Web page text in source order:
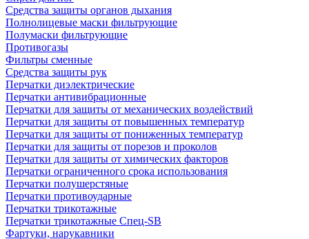
Средства защиты органов дыхания
Полнолицевые маски фильтрующие
Полумаски фильтрующие
Противогазы
Фильтры сменные
Средства защиты рук
Перчатки диэлектрические
Перчатки антивибрационные
Перчатки для защиты от механических воздействий
Перчатки для защиты от повышенных температур
Перчатки для защиты от пониженных температур
Перчатки для защиты от порезов и проколов
Перчатки для защиты от химических факторов
Перчатки ограниченного срока использования
Перчатки полушерстяные
Перчатки противоударные
Перчатки трикотажные
Перчатки трикотажные Спец-SB
Фартуки, нарукавники